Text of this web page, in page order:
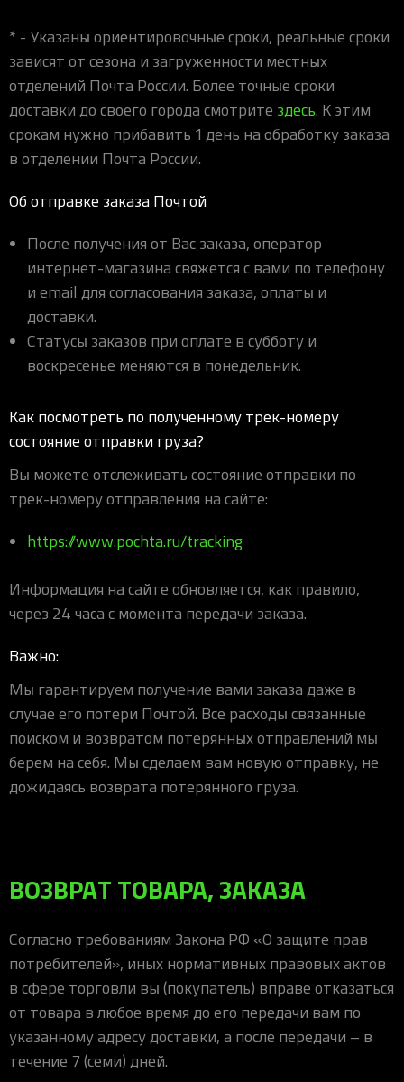
* - Указаны ориентировочные сроки, реальные сроки
зависят от сезона и загруженности местных
отделений Почта России. Более точные сроки
доставки до своего города смотрите здесь. К этим
срокам нужно прибавить 1 день на обработку заказа
в отделении Почта России.
Об отправке заказа Почтой
После получения от Вас заказа, оператор
интернет-магазина свяжется с вами по телефону
и email для согласования заказа, оплаты и
доставки.
Статусы заказов при оплате в субботу и
воскресенье меняются в понедельник.
Как посмотреть по полученному трек-номеру
состояние отправки груза?
Вы можете отслеживать состояние отправки по
трек-номеру отправления на сайте:
https://www.pochta.ru/tracking
Информация на сайте обновляется, как правило,
через 24 часа с момента передачи заказа.
Важно:
Мы гарантируем получение вами заказа даже в
случае его потери Почтой. Все расходы связанные
поиском и возвратом потерянных отправлений мы
берем на себя. Мы сделаем вам новую отправку, не
дожидаясь возврата потерянного груза.
ВОЗВРАТ ТОВАРА, ЗАКАЗА
Согласно требованиям Закона РФ «О защите прав
потребителей», иных нормативных правовых актов
в сфере торговли вы (покупатель) вправе отказаться
от товара в любое время до его передачи вам по
указанному адресу доставки, а после передачи – в
течение 7 (семи) дней.